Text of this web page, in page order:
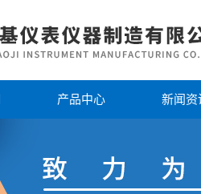
产品中心 新闻资